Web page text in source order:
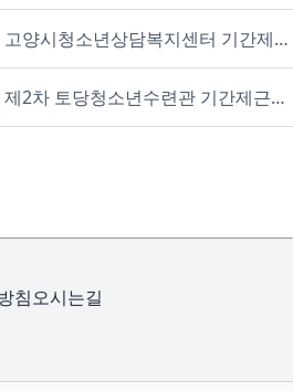
2025년 고양시청소년상담복지센터 기간제근로자 채용 서류심사 합격자 및 면접심사 안내 공고(전일제·시간제 청소년동반자)
2025년 제2차 토당청소년수련관 기간제근로자 공개채용 공고(사업보조직)
침오시는길